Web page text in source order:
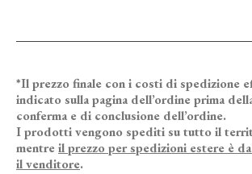
*Il prezzo finale con i costi di spedizione
indicato sulla pagina dell’ordine prima
conferma e di conclusione dell’ordine.
I prodotti vengono spediti su tutto il
mentre il prezzo per spedizioni estere è
il venditore.